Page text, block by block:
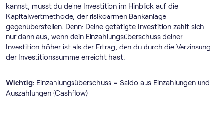
kannst, musst du deine Investition im Hinblick auf die
Kapitalwertmethode, der risikoarmen Bankanlage
gegenüberstellen. Denn: Deine getätigte Investition zahlt sich
nur dann aus, wenn dein Einzahlungsüberschuss deiner
Investition höher ist als der Ertrag, den du durch die Verzinsung
der Investitionssumme erreicht hast.
Wichtig: Einzahlungsüberschuss = Saldo aus Einzahlungen und
Auszahlungen (Cashflow)